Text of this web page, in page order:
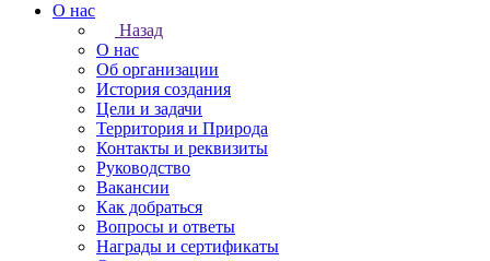
О нас
Назад
О нас
Об организации
История создания
Цели и задачи
Территория и Природа
Контакты и реквизиты
Руководство
Вакансии
Как добраться
Вопросы и ответы
Награды и сертификаты